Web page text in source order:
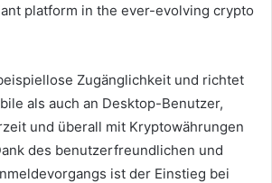
platform in the ever-evolving crypto
Zugänglichkeit und richtet
als auch an Desktop-Benutzer,
und überall mit Kryptowährungen
des benutzerfreundlichen und
ist der Einstieg bei